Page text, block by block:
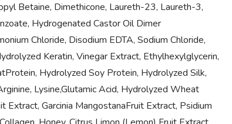
Betaine, Dimethicone, Laureth-23, Laureth-3,
Hydrogenated Castor Oil Dimer
Chloride, Disodium EDTA, Sodium Chloride,
Keratin, Vinegar Extract, Ethylhexylglycerin,
Hydrolyzed Soy Protein, Hydrolyzed Silk,
Lysine,Glutamic Acid, Hydrolyzed Wheat
Extract, Garcinia MangostanaFruit Extract, Psidium